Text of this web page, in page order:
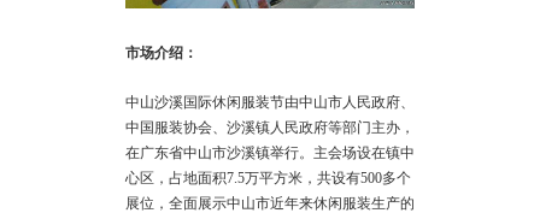
市场介绍：
中山沙溪国际休闲服装节由中山市人民政府、
中国服装协会、沙溪镇人民政府等部门主办，
在广东省中山市沙溪镇举行。主会场设在镇中
心区，占地面积7.5万平方米，共设有500多个
展位，全面展示中山市近年来休闲服装生产的